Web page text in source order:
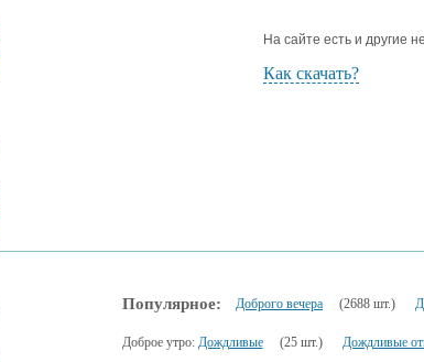
На сайте есть и другие
Как скачать?
Популярное: Доброго вечера (2688 шт.)
Доброе утро: Дождливые (25 шт.) Дождливые